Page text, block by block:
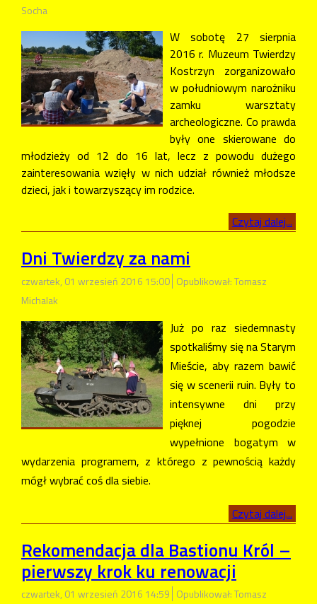
Socha
W sobotę 27 sierpnia
2016 r. Muzeum Twierdzy
Kostrzyn zorganizowało
w południowym narożniku
zamku warsztaty
archeologiczne. Co prawda
były one skierowane do
młodzieży od 12 do 16 lat, lecz z powodu dużego
zainteresowania wzięły w nich udział również młodsze
dzieci, jak i towarzyszący im rodzice.
Czytaj dalej...
Dni Twierdzy za nami
czwartek, 01 wrzesień 2016 15:00 Opublikował: Tomasz
Michalak
Już po raz siedemnasty
spotkaliśmy się na Starym
Mieście, aby razem bawić
się w scenerii ruin. Były to
intensywne dni przy
pięknej pogodzie
wypełnione bogatym w
wydarzenia programem, z którego z pewnością każdy
mógł wybrać coś dla siebie.
Czytaj dalej...
Rekomendacja dla Bastionu Król –
pierwszy krok ku renowacji
czwartek, 01 wrzesień 2016 14:59 Opublikował: Tomasz